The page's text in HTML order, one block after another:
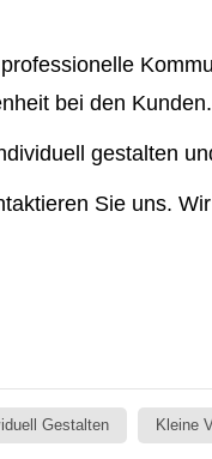
bei den Kunden.
gestalten
Sie uns.
Gestalten Kleine